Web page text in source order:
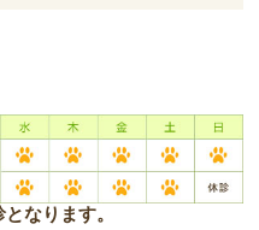
なります。